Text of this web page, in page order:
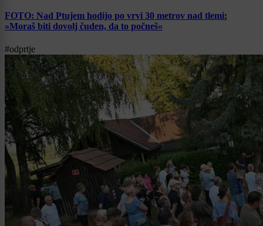
FOTO: Nad Ptujem hodijo po vrvi 30 metrov nad tlemi:
»Moraš biti dovolj čuden, da to počneš«
#odprtje